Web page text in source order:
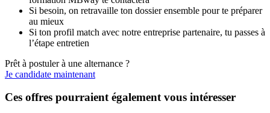
Si besoin, on retravaille ton dossier ensemble pour te préparer
au mieux
Si ton profil match avec notre entreprise partenaire, tu passes à
l’étape entretien
Prêt à postuler à une alternance ?
Je candidate maintenant
Ces offres pourraient également vous intéresser